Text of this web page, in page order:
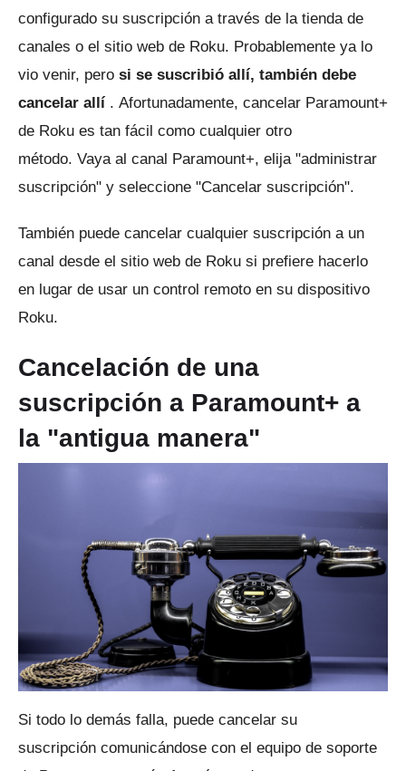
configurado su suscripción a través de la tienda de
canales o el sitio web de Roku. Probablemente ya lo
vio venir, pero si se suscribió allí, también debe
cancelar allí . Afortunadamente, cancelar Paramount+
de Roku es tan fácil como cualquier otro
método. Vaya al canal Paramount+, elija "administrar
suscripción" y seleccione "Cancelar suscripción".
También puede cancelar cualquier suscripción a un
canal desde el sitio web de Roku si prefiere hacerlo
en lugar de usar un control remoto en su dispositivo
Roku.
Cancelación de una
suscripción a Paramount+ a
la "antigua manera"
Si todo lo demás falla, puede cancelar su
suscripción comunicándose con el equipo de soporte